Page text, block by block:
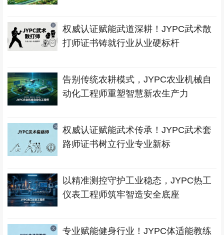
权威认证赋能武道深耕！JYPC武术散
打师证书铸就行业从业硬标杆
告别传统农耕模式，JYPC农业机械自
动化工程师重塑智慧新农生产力
权威认证赋能武术传承！JYPC武术套
路师证书树立行业专业新标
以精准测控守护工业稳态，JYPC热工
仪表工程师筑牢智造安全底座
专业赋能健身行业！JYPC体适能教练